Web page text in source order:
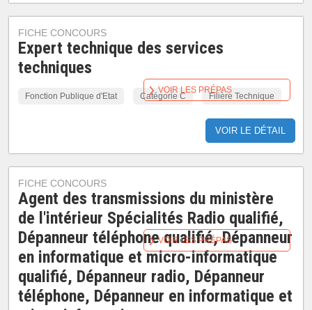
FICHE CONCOURS
Expert technique des services
techniques
Fonction Publique d'Etat Catégorie C Filière Technique
VOIR LE DÉTAIL
VOIR LES PRÉPAS
FICHE CONCOURS
Agent des transmissions du ministère
de l'intérieur Spécialités Radio qualifié,
Dépanneur téléphone qualifié, Dépanneur
en informatique et micro-informatique
qualifié, Dépanneur radio, Dépanneur
téléphone, Dépanneur en informatique et
VOIR LES PRÉPAS